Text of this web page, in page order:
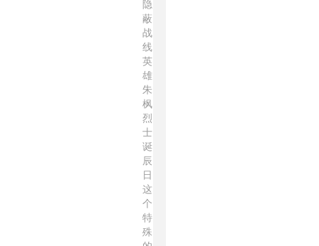
隐
蔽
战
线
英
雄
朱
枫
烈
士
诞
辰
日
这
个
特
殊